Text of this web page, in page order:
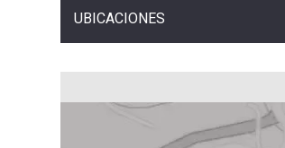
UBICACIONES